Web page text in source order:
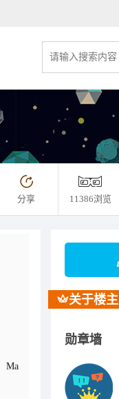
分享 11386浏览
Ma
关于楼主
勋章墙